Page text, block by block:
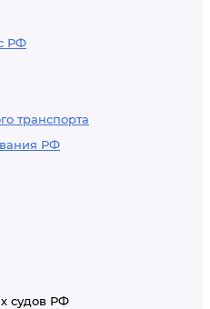
РФ
транспорта
РФ
судов РФ